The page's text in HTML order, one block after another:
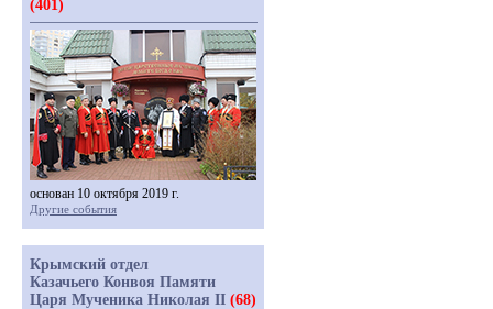
(401)
основан 10 октября 2019 г.
Другие события
Крымский отдел
Казачьего Конвоя Памяти
Царя Мученика Николая II (68)